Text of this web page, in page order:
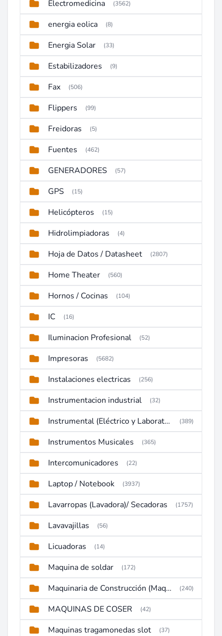
Electromedicina (3562)
energia eolica (8)
Energia Solar (33)
Estabilizadores (9)
Fax (506)
Flippers (99)
Freidoras (5)
Fuentes (462)
GENERADORES (57)
GPS (15)
Helicópteros (15)
Hidrolimpiadoras (4)
Hoja de Datos / Datasheet (2807)
Home Theater (560)
Hornos / Cocinas (104)
IC (16)
Iluminacion Profesional (52)
Impresoras (5682)
Instalaciones electricas (256)
Instrumentacion industrial (32)
Instrumental (Eléctrico y Laboratorio) (389)
Instrumentos Musicales (365)
Intercomunicadores (22)
Laptop / Notebook (3937)
Lavarropas (Lavadora)/ Secadoras (1757)
Lavavajillas (56)
Licuadoras (14)
Maquina de soldar (172)
Maquinaria de Construcción (Maquinaria Pesada) (240)
MAQUINAS DE COSER (42)
Maquinas tragamonedas slot (37)